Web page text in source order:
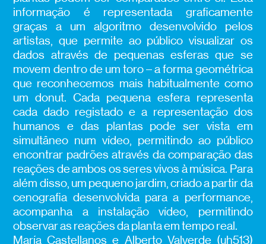
informação é representada graficamente
graças a um algoritmo desenvolvido pelos
artistas, que permite ao público visualizar os
dados através de pequenas esferas que se
movem dentro de um toro – a forma geométrica
que reconhecemos mais habitualmente como
um donut. Cada pequena esfera representa
cada dado registado e a representação dos
humanos e das plantas pode ser vista em
simultâneo num vídeo, permitindo ao público
encontrar padrões através da comparação das
reações de ambos os seres vivos à música. Para
além disso, um pequeno jardim, criado a partir da
cenografia desenvolvida para a performance,
acompanha a instalação vídeo, permitindo
observar as reações da planta em tempo real.
María Castellanos e Alberto Valverde (uh513)